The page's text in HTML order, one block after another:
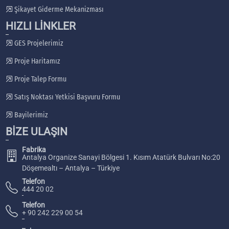
Şikayet Giderme Mekanizması
HIZLI LİNKLER
GES Projelerimiz
Proje Haritamız
Proje Talep Formu
Satış Noktası Yetkisi Başvuru Formu
Bayilerimiz
BİZE ULAŞIN
Fabrika
Antalya Organize Sanayi Bölgesi 1. Kısım Atatürk Bulvarı No:20
Döşemealtı – Antalya – Türkiye
Telefon
444 20 02
Telefon
+ 90 242 229 00 54